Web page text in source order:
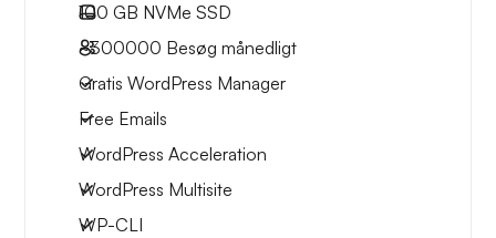
100 GB NVMe SSD
~300000 Besøg månedligt
Gratis WordPress Manager
Free Emails
WordPress Acceleration
WordPress Multisite
WP-CLI